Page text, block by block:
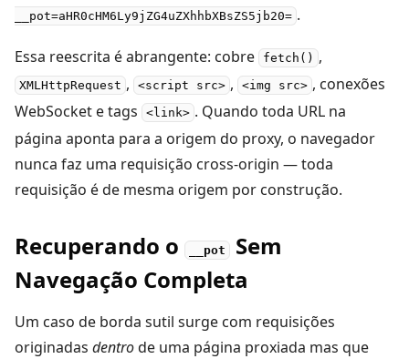
__pot=aHR0cHM6Ly9jZG4uZXhhbXBsZS5jb20= .
Essa reescrita é abrangente: cobre fetch() ,
XMLHttpRequest , <script src> , <img src> , conexões
WebSocket e tags
<link> . Quando toda URL na
página aponta para a origem do proxy, o navegador
nunca faz uma requisição cross-origin — toda
requisição é de mesma origem por construção.
Recuperando o __pot
Sem
Navegação Completa
Um caso de borda sutil surge com requisições
originadas dentrode uma página proxiada mas que